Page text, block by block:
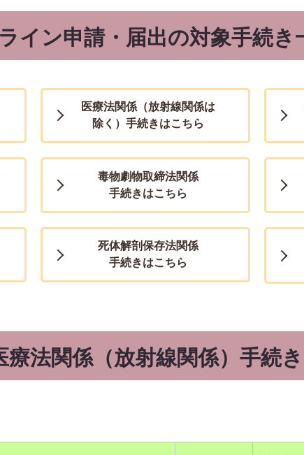
イン申請・届出の対象手続き
医療法関係（放射線関係は
除く）手続きはこちら
毒物劇物取締法関係
手続きはこちら
死体解剖保存法関係
手続きはこちら
療法関係（放射線関係）手続き